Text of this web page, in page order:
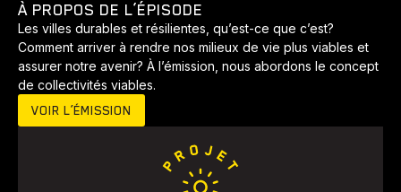
Bingo
Histoires Pêche
À PROPOS DE L’ÉPISODE
Les villes durables et résilientes, qu’est-ce que c’est?
Comment arriver à rendre nos milieux de vie plus viables et
assurer notre avenir? À l’émission, nous abordons le concept
de collectivités viables.
VOIR L’ÉMISSION